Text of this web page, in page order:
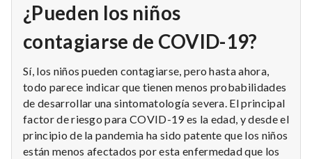
¿Pueden los niños
contagiarse de COVID-19?
Sí, los niños pueden contagiarse, pero hasta ahora,
todo parece indicar que tienen menos probabilidades
de desarrollar una sintomatología severa. El principal
factor de riesgo para COVID-19 es la edad, y desde el
principio de la pandemia ha sido patente que los niños
están menos afectados por esta enfermedad que los